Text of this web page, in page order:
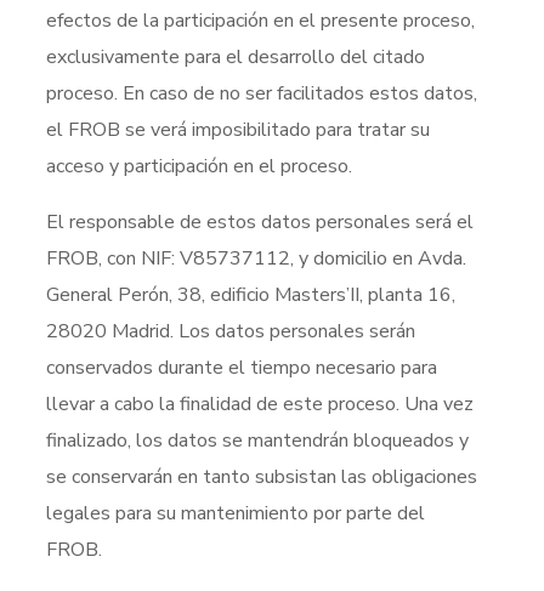
efectos de la participación en el presente proceso,
exclusivamente para el desarrollo del citado
proceso. En caso de no ser facilitados estos datos,
el FROB se verá imposibilitado para tratar su
acceso y participación en el proceso.
El responsable de estos datos personales será el
FROB, con NIF: V85737112, y domicilio en Avda.
General Perón, 38, edificio Masters’II, planta 16,
28020 Madrid. Los datos personales serán
conservados durante el tiempo necesario para
llevar a cabo la finalidad de este proceso. Una vez
finalizado, los datos se mantendrán bloqueados y
se conservarán en tanto subsistan las obligaciones
legales para su mantenimiento por parte del
FROB.